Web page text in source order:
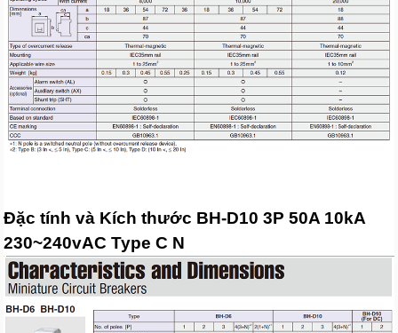
Đặc tính và Kích thước BH-D10 3P 50A 10kA
230~240vAC Type C N